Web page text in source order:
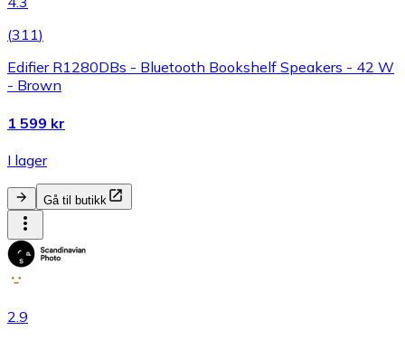
(311)
Edifier R1280DBs - Bluetooth Bookshelf Speakers - 42 W
- Brown
1 599 kr
I lager
Gå til butikk
2.9